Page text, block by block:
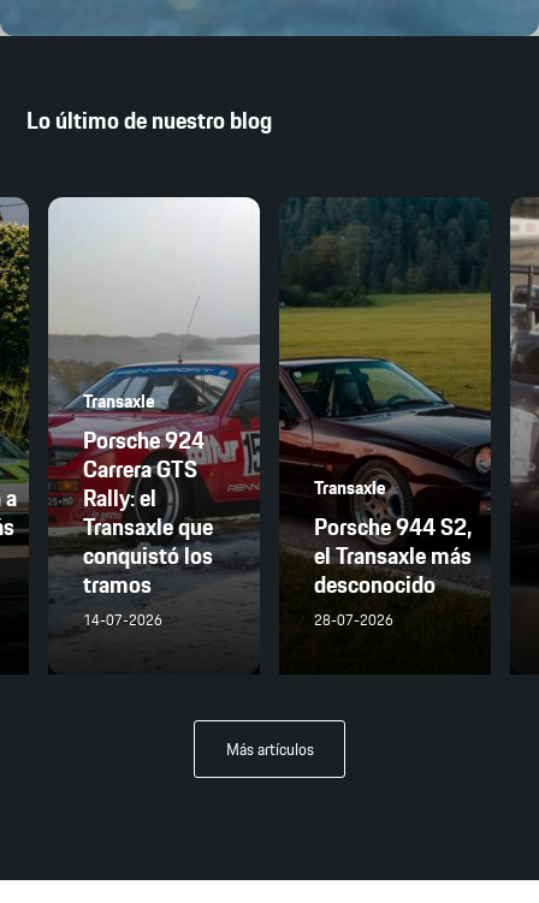
Lo último de nuestro blog
Transaxle
Porsche 924
Carrera GTS
Rally: el
Transaxle que
conquistó los
tramos
14-07-2026
Transaxle
Porsche 944 S2,
el Transaxle más
desconocido
28-07-2026
Más artículos